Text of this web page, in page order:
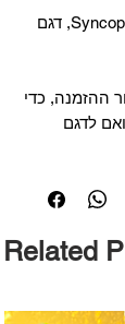
*דגם של חברת סינקופה, Syncopa, דגם
ההזמנה, כדי
לדגם
Related